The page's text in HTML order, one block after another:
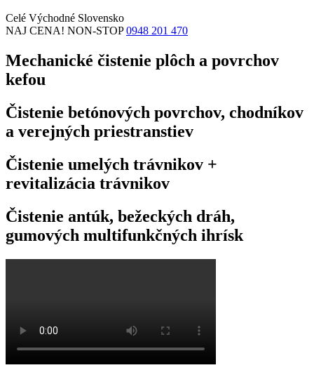
Celé Východné Slovensko
NAJ CENA! NON-STOP0948 201 470
Mechanické čistenie plôch a povrchov
kefou
Čistenie betónových povrchov, chodníkov
a verejných priestranstiev
Čistenie umelých trávnikov +
revitalizácia trávnikov
Čistenie antúk, bežeckých dráh,
gumových multifunkčných ihrísk